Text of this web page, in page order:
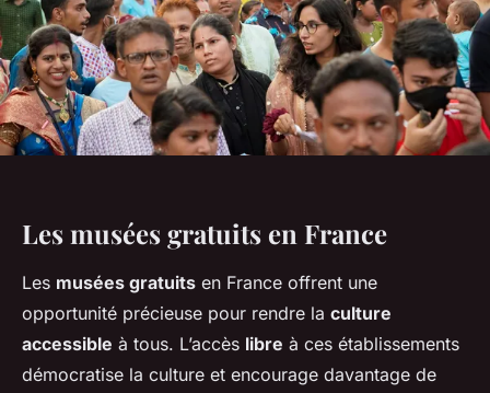
Les musées gratuits en France
Les musées gratuits en France offrent une
opportunité précieuse pour rendre la culture
accessible à tous. L’accès libre à ces établissements
démocratise la culture et encourage davantage de